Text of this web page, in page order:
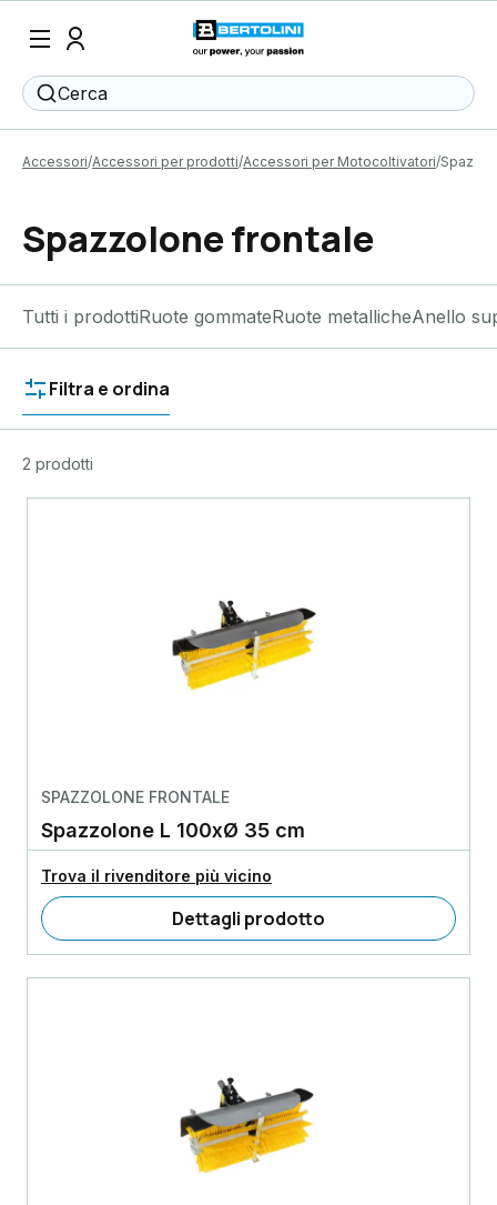
Cerca
Accessori Accessori per prodotti Accessori per Motocoltivatori
Spazzolone frontale
Tutti i prodottiRuote gommateRuote metallicheAnello
Filtra e ordina
2 prodotti
SPAZZOLONE FRONTALE
Spazzolone L 100xØ 35 cm
Trova il rivenditore più vicino
Dettagli prodotto